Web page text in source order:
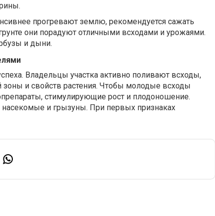
прогревают землю, рекомендуется сажать
они порадуют отличными всходами и урожаями.
и дыни.
Владельцы участка активно поливают всходы,
зоны и свойств растения. Чтобы молодые всходы
стимулирующие рост и плодоношение.
и грызуны. При первых признаках